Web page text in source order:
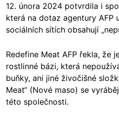
12. února 2024 potvrdila i
která na dotaz agentury AFP
sociálních sítích obsahují
Redefine Meat AFP řekla, že
rostlinné bázi, která
buňky, ani jiné živočišné
Meat“ (Nové maso) se
této společnosti.